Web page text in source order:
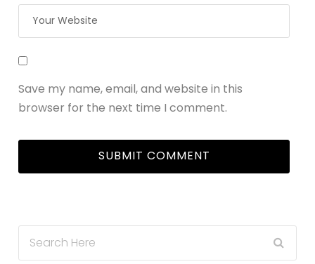
Save my name, email, and website in this
browser for the next time I comment.